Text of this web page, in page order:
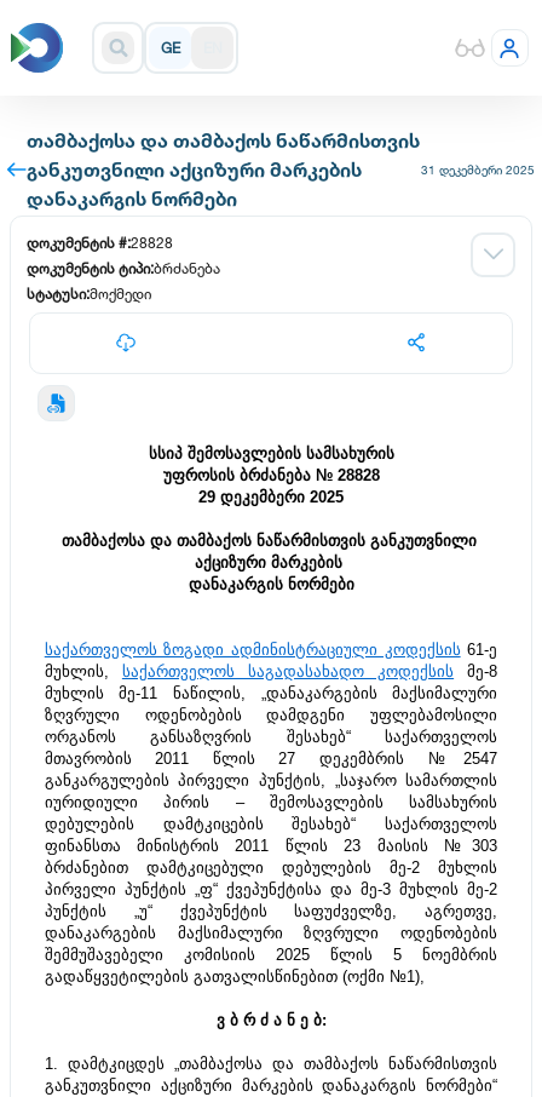
GE
თამბაქოსა და თამბაქოს ნაწარმისთვის
განკუთვნილი აქციზური მარკების
დანაკარგის ნორმები
31 დეკემბერი 2025
დოკუმენტის #:28828
დოკუმენტის ტიპი:ბრძანება
სტატუსი:მოქმედი
მიღების თარიღი:29 დეკემბერი 2025
ინდივიდუალური ადმინისტრაციული
დოკუმენტის მიმღები:
ამოქმედების თარიღი:
კონსოლიდირებული ცვლილება
ძირითადი/კონსოლიდირებული
დოკუმენტი
სსიპ შემოსავლების სამსახურის
უფროსის ბრძანება № 28828
29 დეკემბერი 2025
თამბაქოსა და თამბაქოს ნაწარმისთვის განკუთვნილი
აქციზური მარკების
დანაკარგის ნორმები
საქართველოს ზოგადი ადმინისტრაციული კოდექსის 61-ე
მუხლის, საქართველოს საგადასახადო კოდექსის მე-8
მუხლის მე-11 ნაწილის, „დანაკარგების მაქსიმალური
ზღვრული ოდენობების დამდგენი უფლებამოსილი
ორგანოს განსაზღვრის შესახებ“ საქართველოს
მთავრობის 2011 წლის 27 დეკემბრის №2547
განკარგულების პირველი პუნქტის, „საჯარო სამართლის
იურიდიული პირის – შემოსავლების სამსახურის
დებულების დამტკიცების შესახებ“ საქართველოს
ფინანსთა მინისტრის 2011 წლის 23 მაისის №303
ბრძანებით დამტკიცებული დებულების მე-2 მუხლის
პირველი პუნქტის „ფ“ ქვეპუნქტისა და მე-3 მუხლის მე-2
პუნქტის „უ“ ქვეპუნქტის საფუძველზე, აგრეთვე,
დანაკარგების მაქსიმალური ზღვრული ოდენობების
შემმუშავებელი კომისიის 2025 წლის 5 ნოემბრის
გადაწყვეტილების გათვალისწინებით (ოქმი №1),
ვ ბ რ ძ ა ნ ე ბ:
1. დამტკიცდეს „თამბაქოსა და თამბაქოს ნაწარმისთვის
განკუთვნილი აქციზური მარკების დანაკარგის ნორმები“